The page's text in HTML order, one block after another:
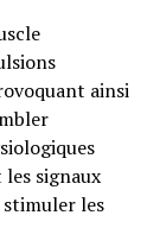
ainsi
signaux
les